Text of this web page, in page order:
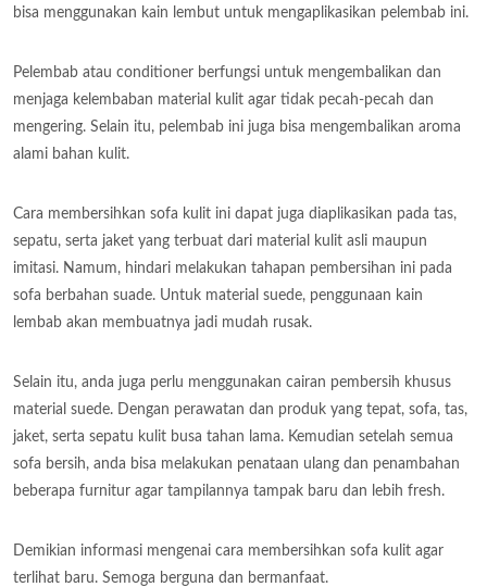
bisa menggunakan kain lembut untuk mengaplikasikan pelembab ini.
Pelembab atau conditioner berfungsi untuk mengembalikan dan
menjaga kelembaban material kulit agar tidak pecah-pecah dan
mengering. Selain itu, pelembab ini juga bisa mengembalikan aroma
alami bahan kulit.
Cara membersihkan sofa kulit ini dapat juga diaplikasikan pada tas,
sepatu, serta jaket yang terbuat dari material kulit asli maupun
imitasi. Namum, hindari melakukan tahapan pembersihan ini pada
sofa berbahan suade. Untuk material suede, penggunaan kain
lembab akan membuatnya jadi mudah rusak.
Selain itu, anda juga perlu menggunakan cairan pembersih khusus
material suede. Dengan perawatan dan produk yang tepat, sofa, tas,
jaket, serta sepatu kulit busa tahan lama. Kemudian setelah semua
sofa bersih, anda bisa melakukan penataan ulang dan penambahan
beberapa furnitur agar tampilannya tampak baru dan lebih fresh.
Demikian informasi mengenai cara membersihkan sofa kulit agar
terlihat baru. Semoga berguna dan bermanfaat.